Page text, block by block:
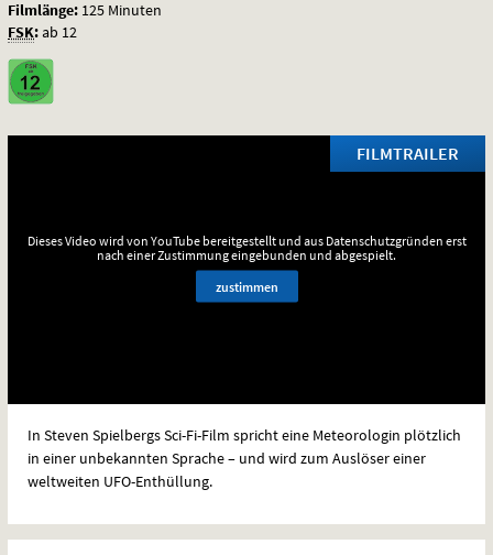
Filmlänge: 125 Minuten
FSK:ab 12
FILMTRAILER
Dieses Video wird von YouTube bereitgestellt und aus Datenschutzgründen erst
nach einer Zustimmung eingebunden und abgespielt.
zustimmen
In Steven Spielbergs Sci-Fi-Film spricht eine Meteorologin plötzlich
in einer unbekannten Sprache – und wird zum Auslöser einer
weltweiten UFO-Enthüllung.